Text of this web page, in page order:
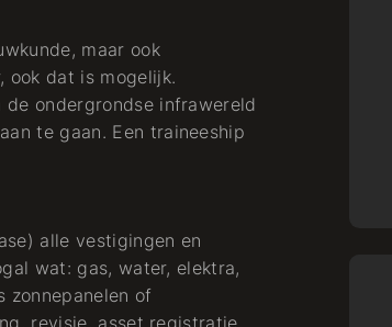
maar ook
ook dat is mogelijk.
ondergrondse infrawereld
te gaan. Een traineeship
alle vestigingen en
wat: gas, water, elektra,
zonnepanelen of
revisie, asset registratie.